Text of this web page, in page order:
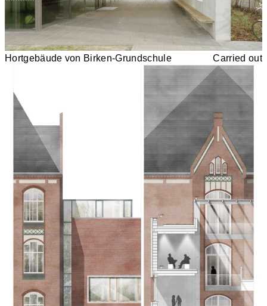
Hortgebäude von Birken-Grundschule Carried out